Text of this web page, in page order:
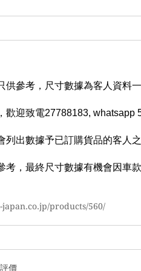
供參考，尺寸數據為客人資料
歡迎致電27788183, whatsapp
列出數據予已訂購貨品的客人
考，最終尺寸數據有機會因車
japan.co.jp/products/560/
價